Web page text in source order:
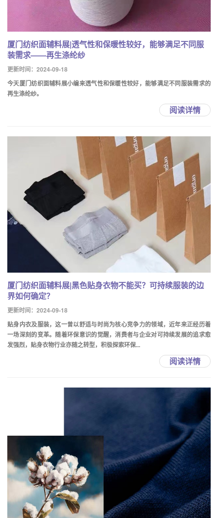
厦门纺织面辅料展|透气性和保暖性较好，能够满足不同服
装需求——再生涤纶纱
更新时间：2024-09-18
今天厦门纺织面辅料展小编来透气性和保暖性较好，能够满足不同服装需求的
再生涤纶纱。
阅读详情
厦门纺织面辅料展|黑色贴身衣物不能买？可持续服装的边
界如何确定？
更新时间：2024-09-18
贴身内衣及服装，这一曾以舒适与时尚为核心竞争力的领域，近年来正经历着
一场深刻的变革。随着环保意识的觉醒，消费者与企业对可持续发展的追求愈
发强烈，贴身衣物行业亦随之转型，积极探索环保...
阅读详情